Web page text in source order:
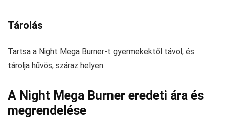
Tárolás
Tartsa a Night Mega Burner-t gyermekektől távol, és
tárolja hűvös, száraz helyen.
A Night Mega Burner eredeti ára és
megrendelése